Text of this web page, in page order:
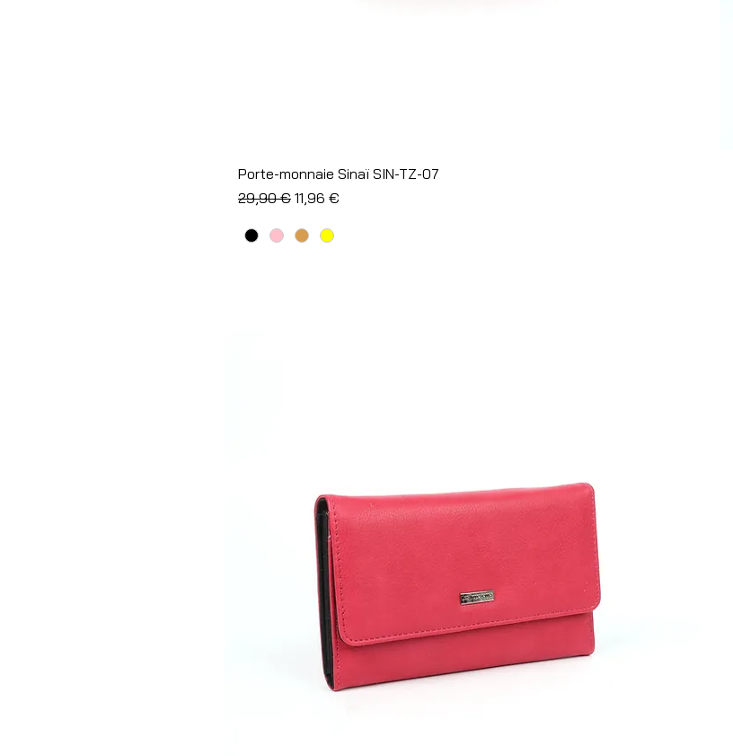
Aperçu rapide
Porte-monnaie Sinaï SIN-TZ-07
Prix original
29,90 € Prix promotionnel
11,96 €